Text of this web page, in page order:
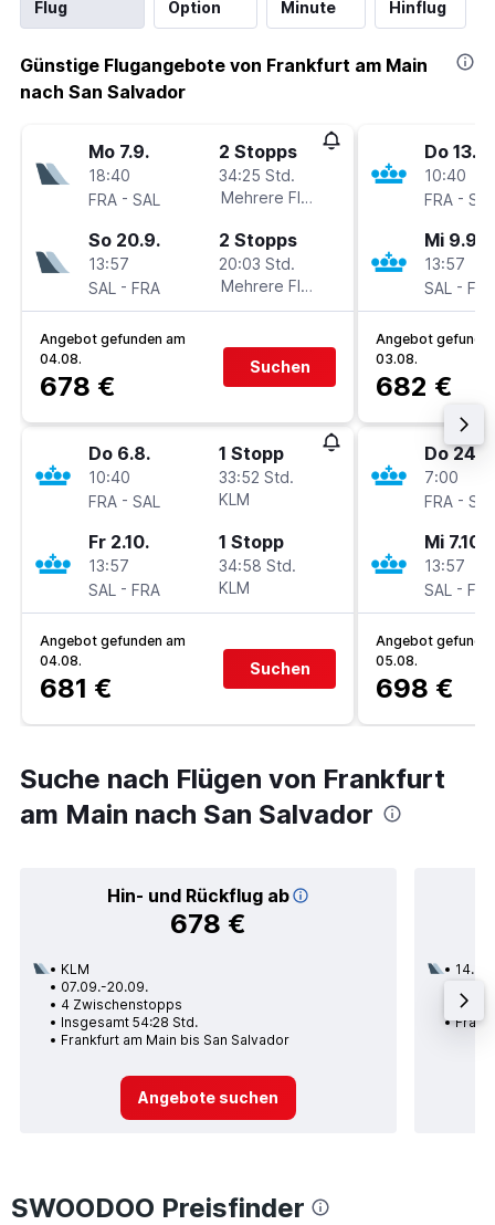
Flug
Option
Minute
Hinflug
Günstige Flugangebote von Frankfurt am Main
nach San Salvador
Mo 7.9.
18:40
FRA - SAL
2 Stopps
34:25 Std.
Mehrere Fluglinien
So 20.9.
13:57
SAL - FRA
2 Stopps
20:03 Std.
Mehrere Fluglinien
Angebot gefunden am
04.08.
678 €
Suchen
Do 6.8.
10:40
FRA - SAL
1 Stopp
33:52 Std.
KLM
Fr 2.10.
13:57
SAL - FRA
1 Stopp
34:58 Std.
KLM
Angebot gefunden am
04.08.
681 €
Suchen
Do 13.8.
10:40
FRA - SAL
Mi 9.9.
13:57
SAL - FRA
Angebot
03.08.
682 €
Do
7:00
FRA - SAL
Mi 7.10.
13:57
SAL - FRA
Angebot
05.08.
698 €
Suche nach Flügen von Frankfurt
am Main nach San Salvador
Hin- und Rückflug ab
678 €
KLM
07.09.-20.09.
4 Zwischenstopps
Insgesamt 54:28 Std.
Frankfurt am Main bis San Salvador
Angebote suchen
14.09.
SWOODOO Preisfinder